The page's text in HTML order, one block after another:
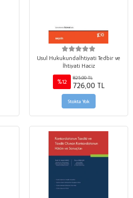
Usul Hukukundaİhtiyati Tedbir ve
İhtiyati Haciz
%12
825,00 TL
726,00 TL
Stokta Yok